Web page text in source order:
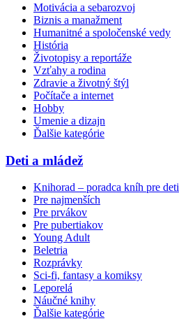
Motivácia a sebarozvoj
Biznis a manažment
Humanitné a spoločenské vedy
História
Životopisy a reportáže
Vzťahy a rodina
Zdravie a životný štýl
Počítače a internet
Hobby
Umenie a dizajn
Ďalšie kategórie
Deti a mládež
Knihorad – poradca kníh pre deti
Pre najmenších
Pre prvákov
Pre pubertiakov
Young Adult
Beletria
Rozprávky
Sci-fi, fantasy a komiksy
Leporelá
Náučné knihy
Ďalšie kategórie